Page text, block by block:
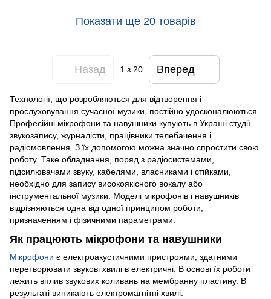
Показати ще 20 товарів
Назад 1з 20 Вперед
Технології, що розробляються для відтворення і
прослуховування сучасної музики, постійно удосконалюються.
Професійні мікрофони та навушники купують в Україні студії
звукозапису, журналісти, працівники телебачення і
радіомовлення. З їх допомогою можна значно спростити свою
роботу. Таке обладнання, поряд з радіосистемами,
підсилювачами звуку, кабелями, власниками і стійками,
необхідно для запису високоякісного вокалу або
інструментальної музики. Моделі мікрофонів і навушників
відрізняються одна від одної принципом роботи,
призначенням і фізичними параметрами.
Як працюють мікрофони та навушники
Мікрофони є електроакустичними пристроями, здатними
перетворювати звукові хвилі в електричні. В основі їх роботи
лежить вплив звукових коливань на мембранну пластину. В
результаті виникають електромагнітні хвилі.